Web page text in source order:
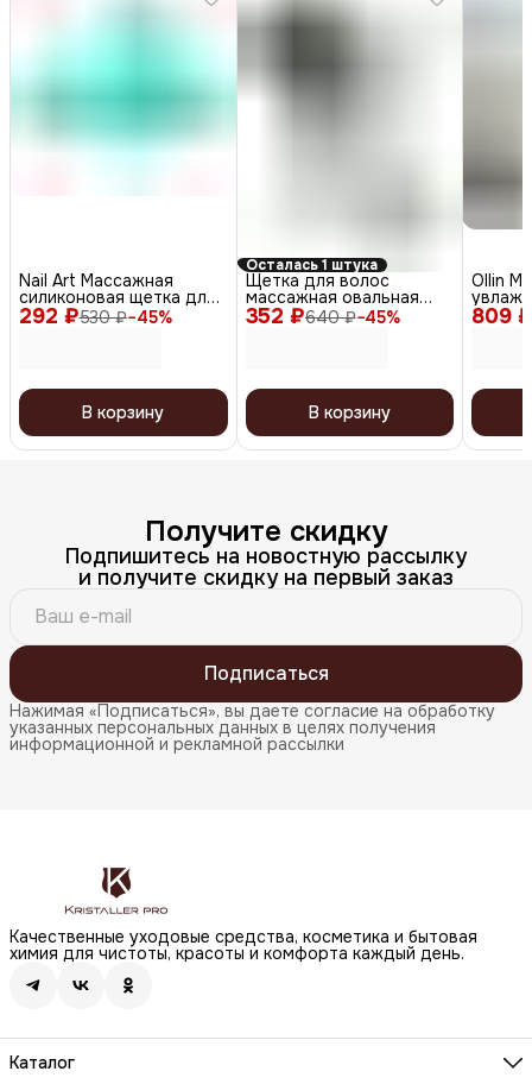
292 ₽530 ₽−45%
Nail Art Массажная
силиконовая щетка для
мытья волос и кожи
головы, зеленый
В корзину
Осталась 1 штука
352 ₽640 ₽−45%
Щетка для волос
массажная овальная
мини / Шарм DBH2351,
черный
В корзину
809 ₽
Ollin
волос
Oil, 50
Получите скидку
Подпишитесь на новостную рассылку
и получите скидку на первый заказ
Подписаться
Нажимая «Подписаться», вы даете согласие на обработку
указанных персональных данных в целях получения
информационной и рекламной рассылки
Качественные уходовые средства, косметика и бытовая
химия для чистоты, красоты и комфорта каждый день.
Каталог